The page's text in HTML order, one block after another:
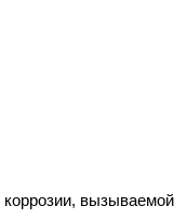
вызываемой